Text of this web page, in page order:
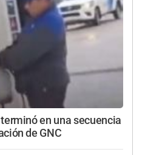
en una secuencia
de GNC